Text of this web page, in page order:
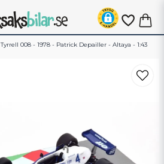
Tyrrell 008 - 1978 - Patrick Depailler - Altaya - 1:43